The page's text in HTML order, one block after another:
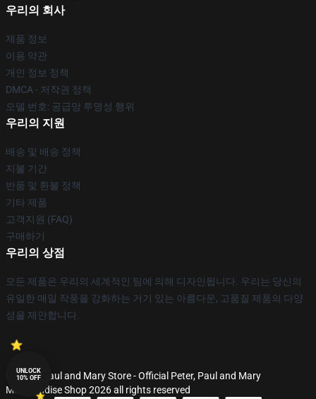
우리의 회사
제품 정보
이용 약관
개인 정보 정책
DMCA - 저작권 정책
모델 번호: 공급망 투명성 행위
우리의 지원
배송 및 배송 정책
지불 기간
반품 및 환불 정책
기타 제품
고객지원 (FAQ)
구매하기
우리의 상점
모든 제품은 우리의 세계적인 팀에 의해 디자인됩니다. 우리는 당신의
유일한 매일 작풍을 강화하는 거기 있는 아름다운, 고품질 제품의 다양
성을 제안합니다.
© Peter, Paul and Mary Store - Official Peter, Paul and Mary
Merchandise Shop 2026 all rights reserved
UNLOCK
10% OFF